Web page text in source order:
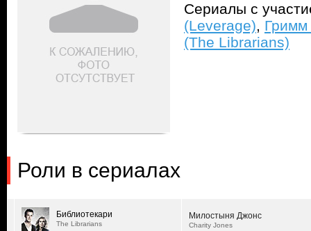
Сериалы с
(Leverage), Гримм
(The Librarians)
Роли в сериалах
Библиотекари
The Librarians
Милостыня Джонс
Charity Jones